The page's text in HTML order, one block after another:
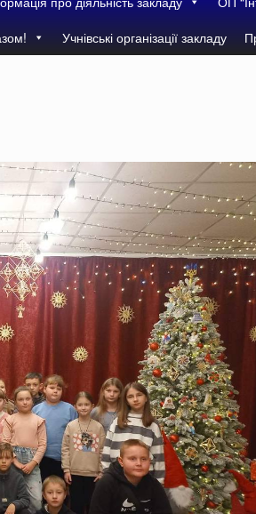
Учнівські організації закладу